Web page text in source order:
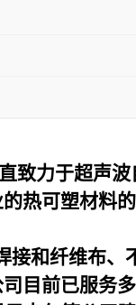
致力于超声
热可塑材料
和纤维布
目前已服务